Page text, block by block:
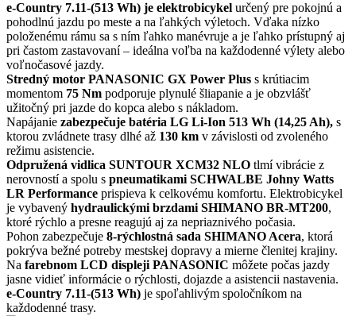
e-Country 7.11-(513 Wh) je elektrobicykel určený pre pokojnú a
pohodlnú jazdu po meste a na ľahkých výletoch. Vďaka nízko
položenému rámu sa s ním ľahko manévruje a je ľahko prístupný aj
pri častom zastavovaní – ideálna voľba na každodenné výlety alebo
voľnočasové jazdy.
Stredný motor PANASONIC GX Power Plus s krútiacim
momentom 75 Nm podporuje plynulé šliapanie a je obzvlášť
užitočný pri jazde do kopca alebo s nákladom.
Napájanie zabezpečuje batéria LG Li-Ion 513 Wh (14,25 Ah), s
ktorou zvládnete trasy dlhé až 130 km v závislosti od zvoleného
režimu asistencie.
Odpružená vidlica SUNTOUR XCM32 NLO tlmí vibrácie z
nerovností a spolu s pneumatikami SCHWALBE Johny Watts
LR Performance prispieva k celkovému komfortu. Elektrobicykel
je vybavený hydraulickými brzdami SHIMANO BR-MT200,
ktoré rýchlo a presne reagujú aj za nepriaznivého počasia.
Pohon zabezpečuje 8-rýchlostná sada SHIMANO Acera, ktorá
pokrýva bežné potreby mestskej dopravy a mierne členitej krajiny.
Na farebnom LCD displeji PANASONIC môžete počas jazdy
jasne vidieť informácie o rýchlosti, dojazde a asistencii nastavenia.
e-Country 7.11-(513 Wh) je spoľahlivým spoločníkom na
každodenné trasy.